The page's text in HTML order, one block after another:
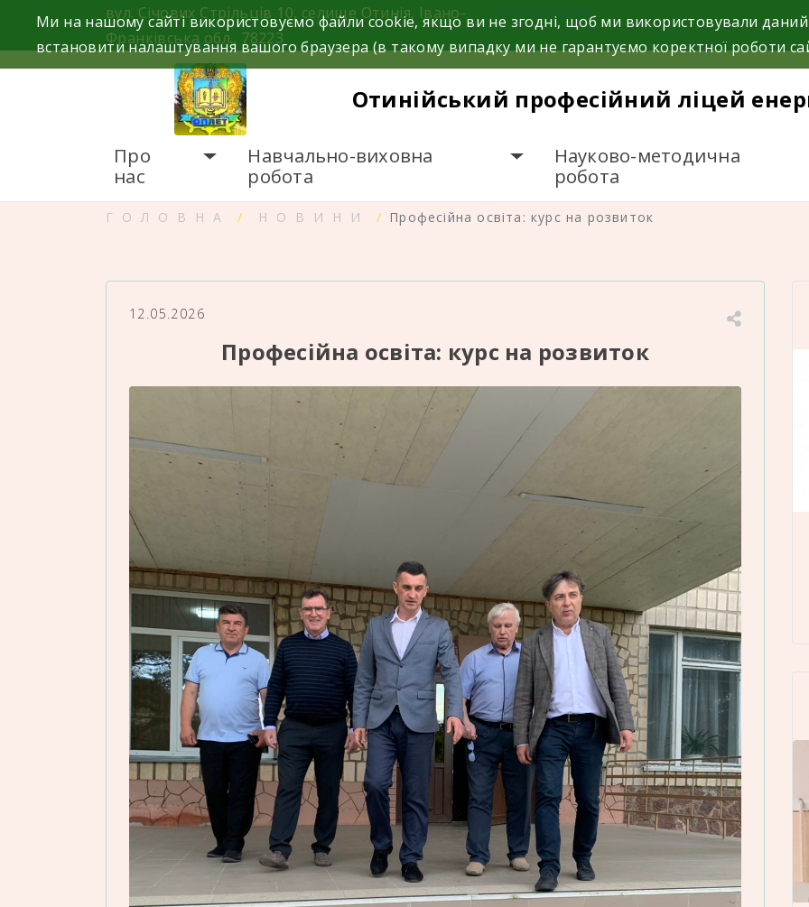
вул. Січових Стрільців 10, селище Отинія, Івано-
Франківська обл., 78223
03433 62380
Отинійський професійний ліцей
Про
нас
Навчально-виховна
робота
Науково-методична
робота
ГОЛОВНА НОВИНИ Професійна освіта: курс на розвиток
12.05.2026
Професійна освіта: курс на розвиток
Ми на нашому сайті використовуємо файли cookie, якщо ви не згодні, щоб ми використовували
встановити налаштування вашого браузера (в такому випадку ми не гарантуємо коректної роботи